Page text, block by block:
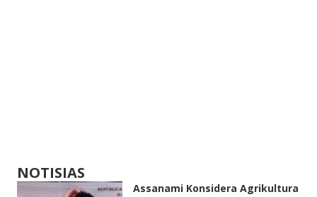
NOTISIAS
Assanami Konsidera Agrikultura